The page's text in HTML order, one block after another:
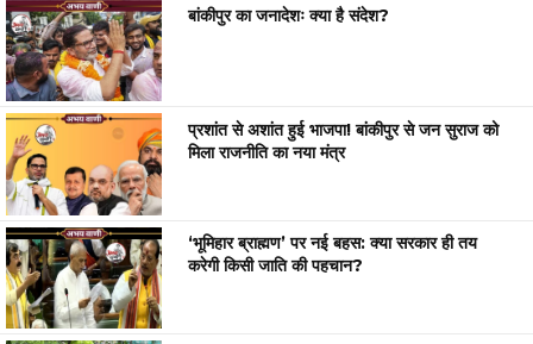
बांकीपुर का जनादेशः क्या है संदेश?
प्रशांत से अशांत हुई भाजपा! बांकीपुर से जन सुराज को
मिला राजनीति का नया मंत्र
‘भूमिहार ब्राह्मण’ पर नई बहस: क्या सरकार ही तय
करेगी किसी जाति की पहचान?